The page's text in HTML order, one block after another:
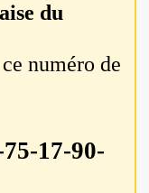
du
numéro de
17-90-